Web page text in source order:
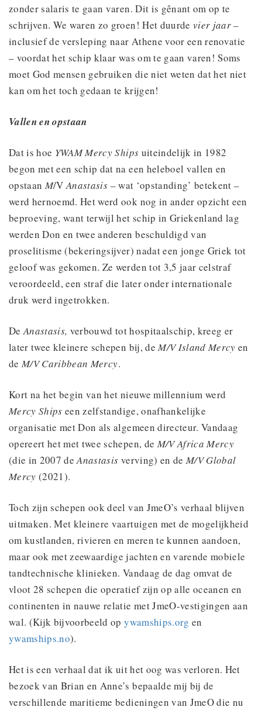
zonder salaris te gaan varen. Dit is gênant om op te
schrijven. We waren zo groen! Het duurde vier jaar–
inclusief de versleping naar Athene voor een renovatie
– voordat het schip klaar was om te gaan varen! Soms
moet God mensen gebruiken die niet weten dat het niet
kan om het toch gedaan te krijgen!
Vallen en opstaan
Dat is hoe YWAM Mercy Ships uiteindelijk in 1982
begon met een schip dat na een heleboel vallen en
opstaan M/VAnastasis – wat ‘opstanding’ betekent –
werd hernoemd. Het werd ook nog in ander opzicht een
beproeving, want terwijl het schip in Griekenland lag
werden Don en twee anderen beschuldigd van
proselitisme (bekeringsijver) nadat een jonge Griek tot
geloof was gekomen. Ze werden tot 3,5 jaar celstraf
veroordeeld, een straf die later onder internationale
druk werd ingetrokken.
DeAnastasis, verbouwd tot hospitaalschip, kreeg er
later twee kleinere schepen bij, deM/V Island Mercyen
deM/V Caribbean Mercy.
Kort na het begin van het nieuwe millennium werd
Mercy Ships een zelfstandige, onafhankelijke
organisatie met Don als algemeen directeur. Vandaag
opereert het met twee schepen, de M/V Africa Mercy
(die in 2007 deAnastasis verving) en de M/V Global
Mercy(2021).
Toch zijn schepen ook deel van JmeO’s verhaal blijven
uitmaken. Met kleinere vaartuigen met de mogelijkheid
om kustlanden, rivieren en meren te kunnen aandoen,
maar ook met zeewaardige jachten en varende mobiele
tandtechnische klinieken. Vandaag de dag omvat de
vloot 28 schepen die operatief zijn op alle oceanen en
continenten in nauwe relatie met JmeO-vestigingen aan
wal. (Kijk bijvoorbeeld opywamships.org en
ywamships.no).
Het is een verhaal dat ik uit het oog was verloren. Het
bezoek van Brian en Anne’s bepaalde mij bij de
verschillende maritieme bedieningen van JmeO die nu